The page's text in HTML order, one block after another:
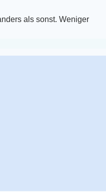
als sonst. Weniger